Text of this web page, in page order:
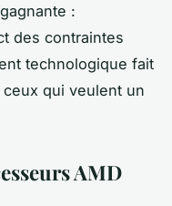
:
des contraintes
technologique fait
ceux qui veulent un
AMD